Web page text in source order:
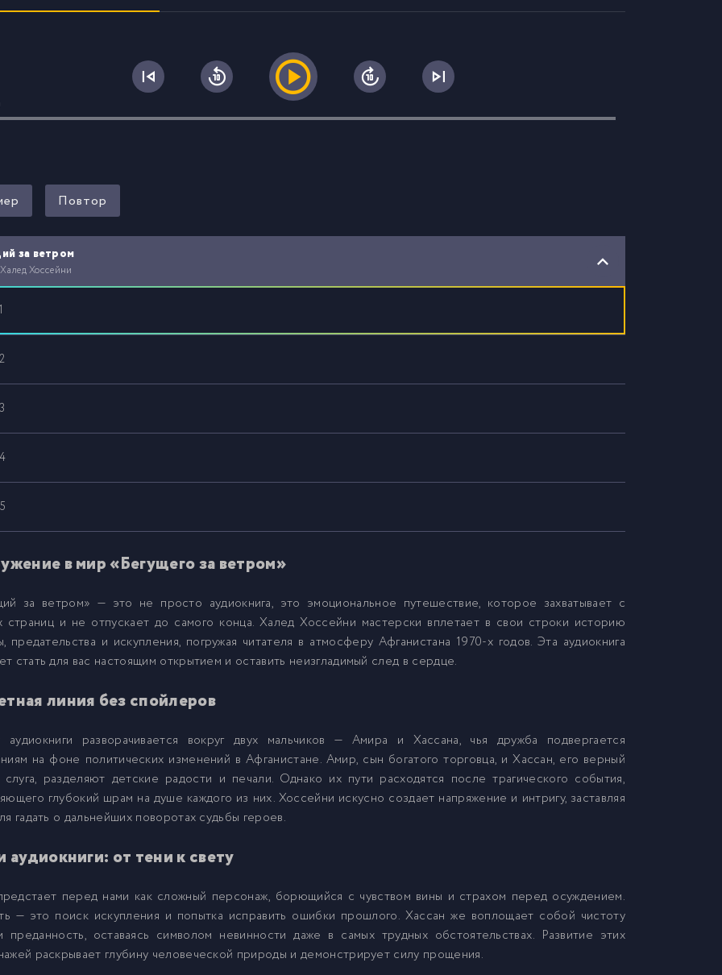
Повтор
за ветром
Хоссейни
в мир «Бегущего за ветром»
за ветром» — это не просто аудиокнига, это эмоциональное путешествие, которое захватывает с
страниц и не отпускает до самого конца. Халед Хоссейни мастерски вплетает в свои строки историю
предательства и искупления, погружая читателя в атмосферу Афганистана 1970-х годов. Эта аудиокнига
стать для вас настоящим открытием и оставить неизгладимый след в сердце.
линия без спойлеров
разворачивается вокруг двух мальчиков — Амира и Хассана, чья дружба подвергается
на фоне политических изменений в Афганистане. Амир, сын богатого торговца, и Хассан, его верный
разделяют детские радости и печали. Однако их пути расходятся после трагического события,
глубокий шрам на душе каждого из них. Хоссейни искусно создает напряжение и интригу, заставляя
гадать о дальнейших поворотах судьбы героев.
аудиокниги: от тени к свету
перед нами как сложный персонаж, борющийся с чувством вины и страхом перед осуждением.
— это поиск искупления и попытка исправить ошибки прошлого. Хассан же воплощает собой чистоту
оставаясь символом невинности даже в самых трудных обстоятельствах. Развитие этих
раскрывает глубину человеческой природы и демонстрирует силу прощения.